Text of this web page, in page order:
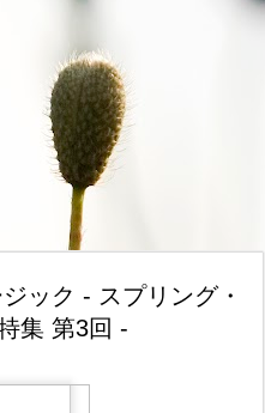
ック - スプリング・
集 第3回 -